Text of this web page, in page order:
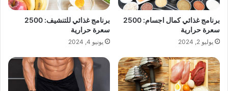
برنامج غذائي كمال اجسام: 2500
سعرة حرارية
يوليو 2, 2024
برنامج غذائي للتنشيف: 2500
سعرة حرارية
يونيو 4, 2024